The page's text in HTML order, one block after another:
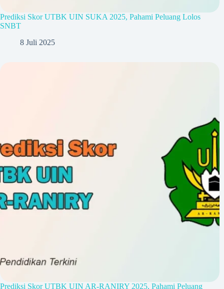
Prediksi Skor UTBK UIN SUKA 2025, Pahami Peluang Lolos
SNBT
8 Juli 2025
Prediksi Skor UTBK UIN AR-RANIRY 2025, Pahami Peluang